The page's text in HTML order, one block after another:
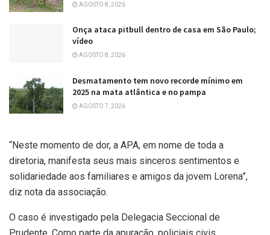
AGOSTO 8, 2026
Onça ataca pitbull dentro de casa em São Paulo;
vídeo
AGOSTO 8, 2026
Desmatamento tem novo recorde mínimo em
2025 na mata atlântica e no pampa
AGOSTO 7, 2026
“Neste momento de dor, a APA, em nome de toda a
diretoria, manifesta seus mais sinceros sentimentos e
solidariedade aos familiares e amigos da jovem Lorena”,
diz nota da associação.
O caso é investigado pela Delegacia Seccional de